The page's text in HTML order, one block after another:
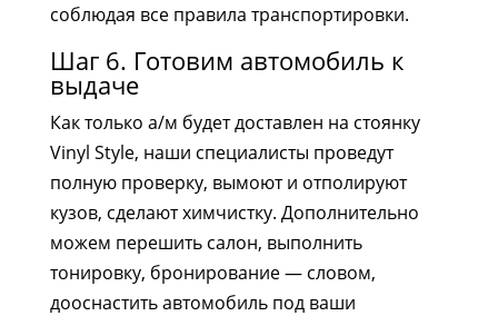
соблюдая все правила транспортировки.
Шаг 6. Готовим автомобиль к
выдаче
Как только а/м будет доставлен на стоянку
Vinyl Style, наши специалисты проведут
полную проверку, вымоют и отполируют
кузов, сделают химчистку. Дополнительно
можем перешить салон, выполнить
тонировку, бронирование — словом,
дооснастить автомобиль под ваши